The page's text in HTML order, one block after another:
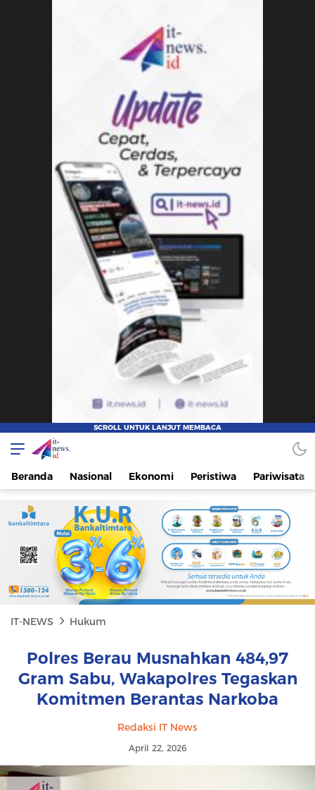
IT-NEWS
Update Cepat, Cerdas, dan Terpercaya
Beranda Nasional Ekonomi Peristiwa Pariwisata
IT-NEWS Hukum
Polres Berau Musnahkan 484,97
Gram Sabu, Wakapolres Tegaskan
Komitmen Berantas Narkoba
Redaksi IT News
April 22, 2026